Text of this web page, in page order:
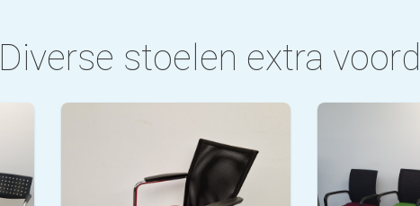
Diverse stoelen extra